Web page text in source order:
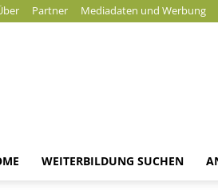
Partner Mediadaten und Werbung
WEITERBILDUNG SUCHEN